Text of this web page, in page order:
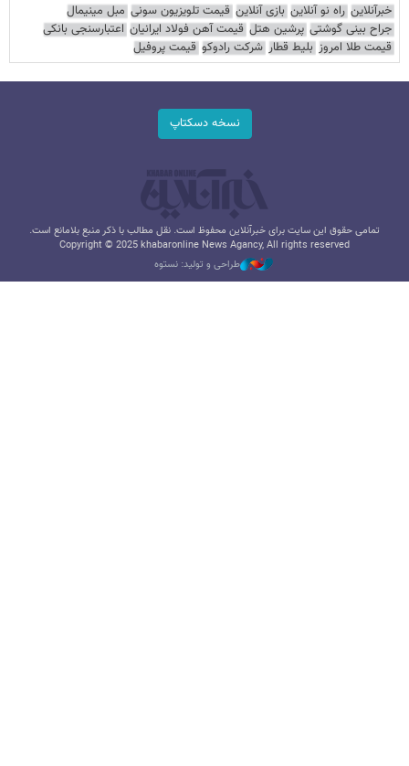
خبرآنلاین راه نو آنلاین بازی آنلاین قیمت تلویزیون سونی مبل مینیمال
جراح بینی گوشتی پرشین هتل قیمت آهن فولاد ایرانیان اعتبارسنجی بانکی
قیمت طلا امروز بلیط قطار شرکت رادوکو قیمت پروفیل
نسخه دسکتاپ
تمامی حقوق این سایت برای خبرآنلاین محفوظ است. نقل مطالب با ذکر منبع بلامانع است.
Copyright © 2025 khabaronline News Agancy, All rights reserved
طراحی و تولید: نستوه